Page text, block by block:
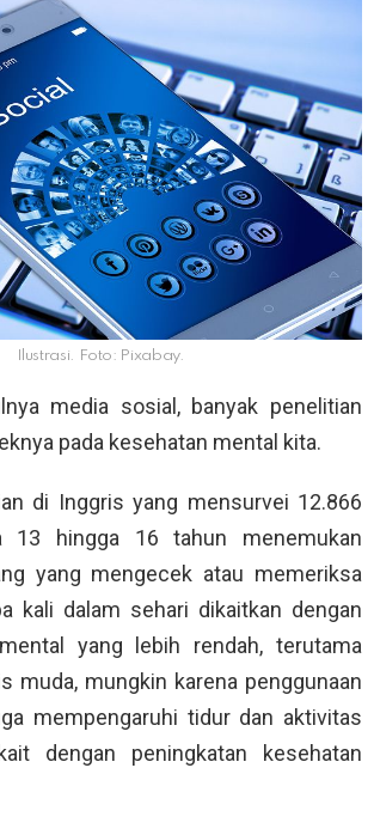
Ilustrasi. Foto: Pixabay.
media sosial, banyak penelitian
pada kesehatan mental kita.
di Inggris yang mensurvei 12.866
13 hingga 16 tahun menemukan
yang mengecek atau memeriksa
kali dalam sehari dikaitkan dengan
yang lebih rendah, terutama
muda, mungkin karena penggunaan
mempengaruhi tidur dan aktivitas
dengan peningkatan kesehatan